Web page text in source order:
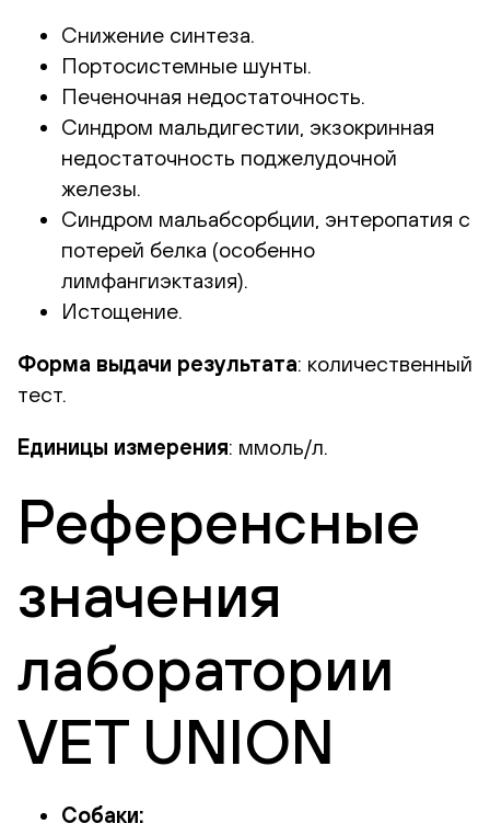
Снижение синтеза.
Портосистемные шунты.
Печеночная недостаточность.
Синдром мальдигестии, экзокринная
недостаточность поджелудочной
железы.
Синдром мальабсорбции, энтеропатия с
потерей белка (особенно
лимфангиэктазия).
Истощение.
Форма выдачи результата: количественный
тест.
Единицы измерения: ммоль/л.
Референсные
значения
лаборатории
VET UNION
Собаки: